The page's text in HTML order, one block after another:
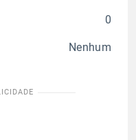
0
Nenhum